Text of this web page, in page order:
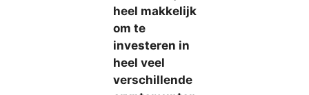
heel makkelijk
om te
investeren in
heel veel
verschillende